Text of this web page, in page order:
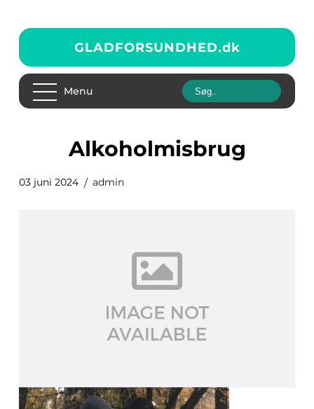
GLADFORSUNDHED.dk
Menu
alkoholmisbrug
03 juni 2024 admin